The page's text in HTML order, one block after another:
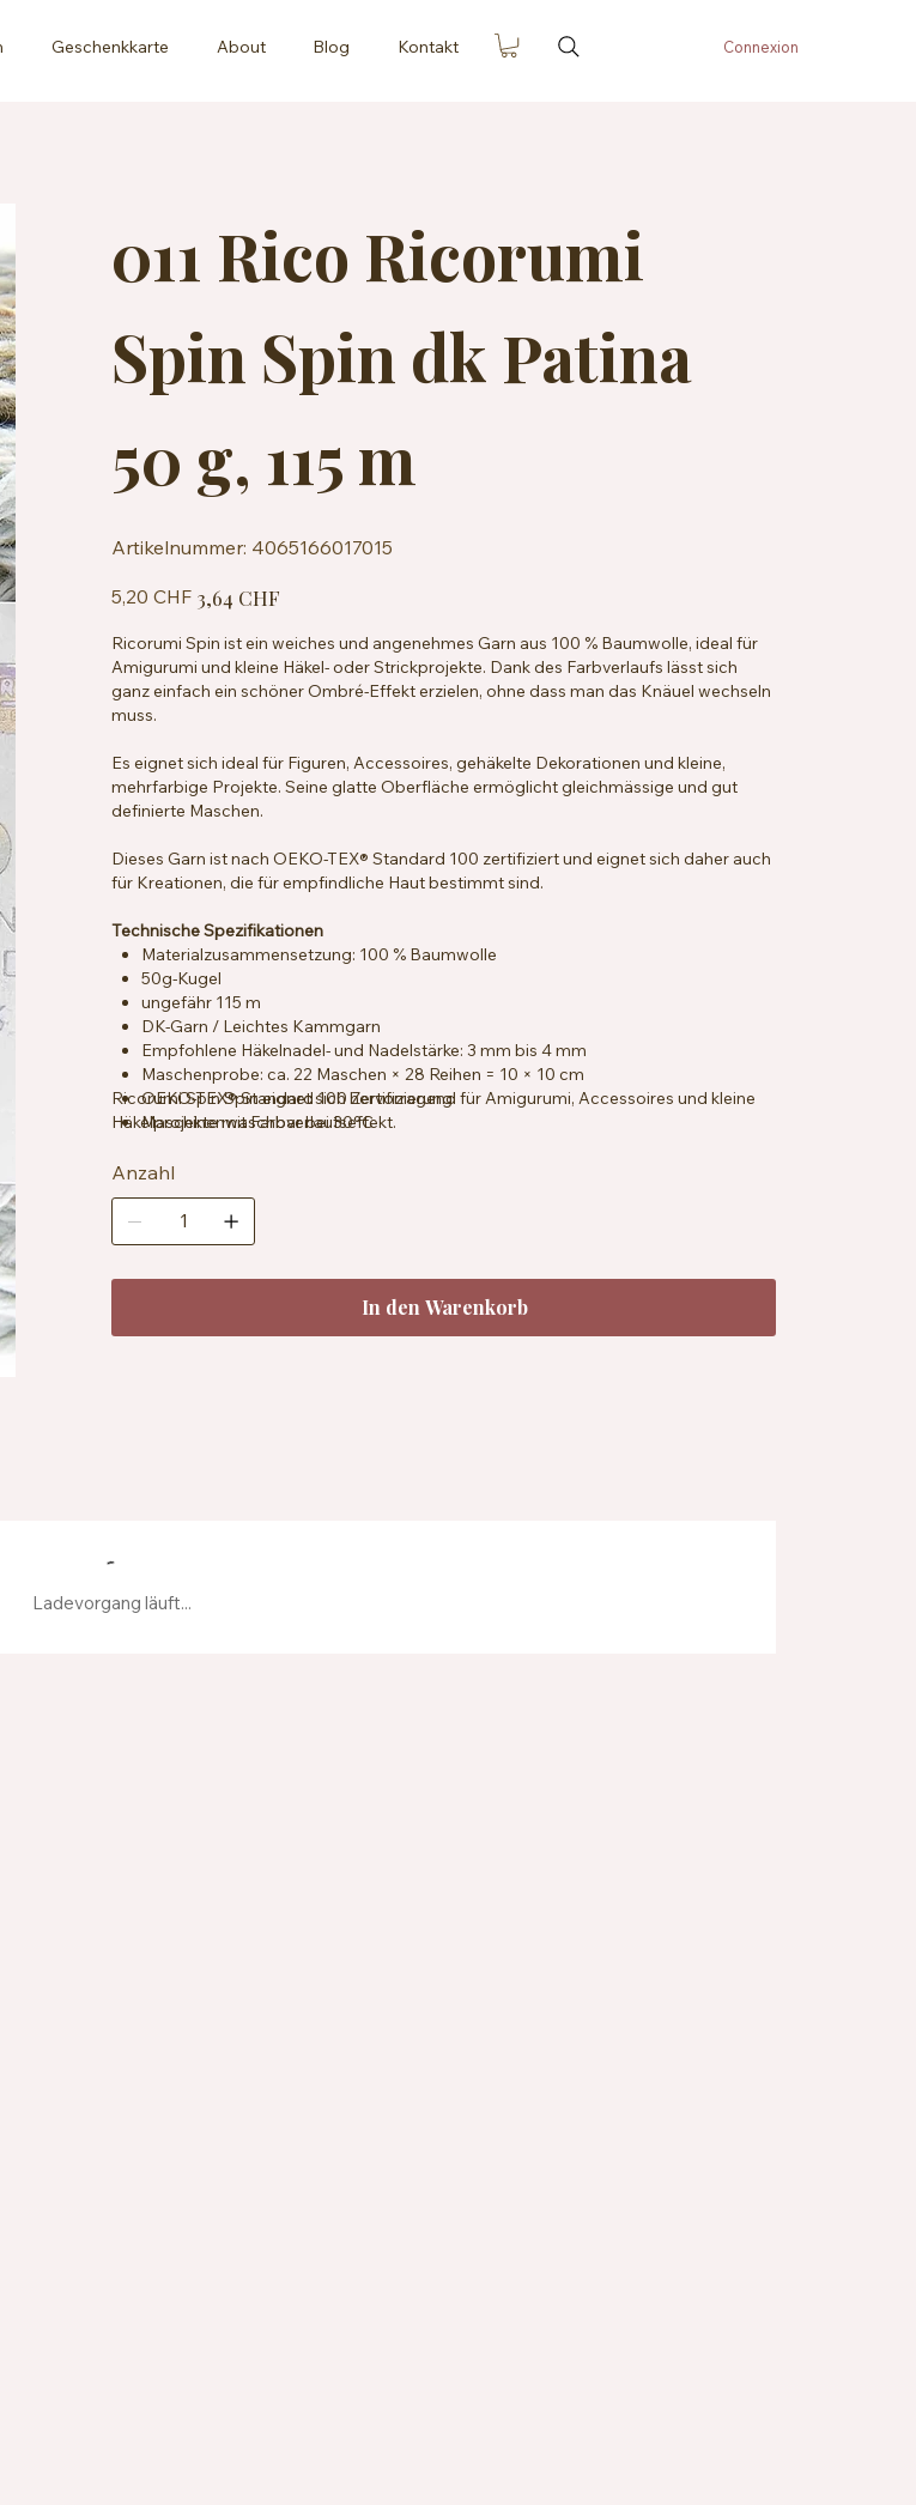
Geschenkkarte About Blog Kontakt Connexion
011 Rico Ricorumi
Spin Spin dk Patina
50 g, 115 m
Artikelnummer: 4065166017015
4065166017015
Preis
5,20 CHF 3,64 CHF
Ricorumi Spin ist ein weiches und angenehmes Garn aus 100 % Baumwolle, ideal für
Amigurumi und kleine Häkel- oder Strickprojekte. Dank des Farbverlaufs lässt sich
ganz einfach ein schöner Ombré-Effekt erzielen, ohne dass man das Knäuel wechseln
muss.
Es eignet sich ideal für Figuren, Accessoires, gehäkelte Dekorationen und kleine,
mehrfarbige Projekte. Seine glatte Oberfläche ermöglicht gleichmässige und gut
definierte Maschen.
Dieses Garn ist nach OEKO-TEX® Standard 100 zertifiziert und eignet sich daher auch
für Kreationen, die für empfindliche Haut bestimmt sind.
Technische Spezifikationen
Materialzusammensetzung: 100 % Baumwolle
50g-Kugel
ungefähr 115 m
DK-Garn / Leichtes Kammgarn
Empfohlene Häkelnadel- und Nadelstärke: 3 mm bis 4 mm
Maschenprobe: ca. 22 Maschen × 28 Reihen = 10 × 10 cm
OEKO-TEX® Standard 100 Zertifizierung
Maschinenwaschbar bei 30°C
Ricorumi Spin Spin eignet sich hervorragend für Amigurumi, Accessoires und kleine
Häkelprojekte mit Farbverlaufseffekt.
Anzahl
In den Warenkorb
Ladevorgang läuft...